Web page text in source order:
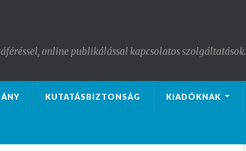
online publikálással kapcsolatos szolgáltatások.
KUTATÁSBIZTONSÁG KIADÓKNAK